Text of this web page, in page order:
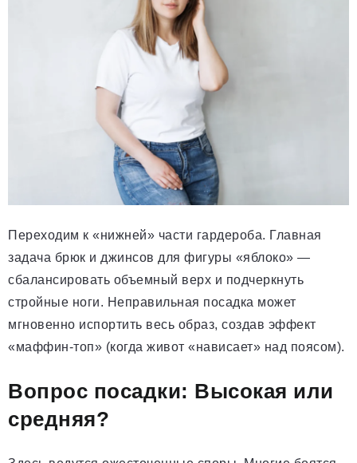
Переходим к «нижней» части гардероба. Главная
задача брюк и джинсов для фигуры «яблоко» —
сбалансировать объемный верх и подчеркнуть
стройные ноги. Неправильная посадка может
мгновенно испортить весь образ, создав эффект
«маффин-топ» (когда живот «нависает» над поясом).
Вопрос посадки: Высокая или
средняя?